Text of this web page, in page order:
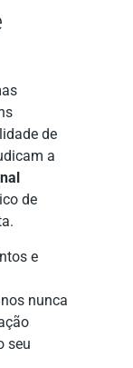
de
a
de
e
nunca
seu